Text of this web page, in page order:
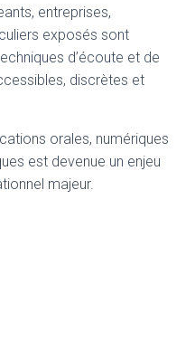
entreprises,
exposés sont
d’écoute et de
discrètes et
orales, numériques
est devenue un enjeu
majeur.